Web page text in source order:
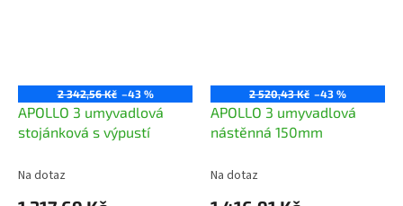
2 342,56 Kč –43 %
APOLLO 3 umyvadlová
stojánková s výpustí
Na dotaz
2 520,43 Kč –43 %
APOLLO 3 umyvadlová
nástěnná 150mm
Na dotaz